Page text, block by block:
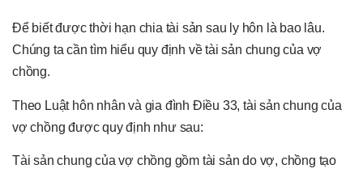
Để biết được thời hạn chia tài sản sau ly hôn là bao lâu.
Chúng ta cần tìm hiểu quy định về tài sản chung của vợ
chồng.
Theo Luật hôn nhân và gia đình Điều 33, tài sản chung của
vợ chồng được quy định như sau:
Tài sản chung của vợ chồng gồm tài sản do vợ, chồng tạo